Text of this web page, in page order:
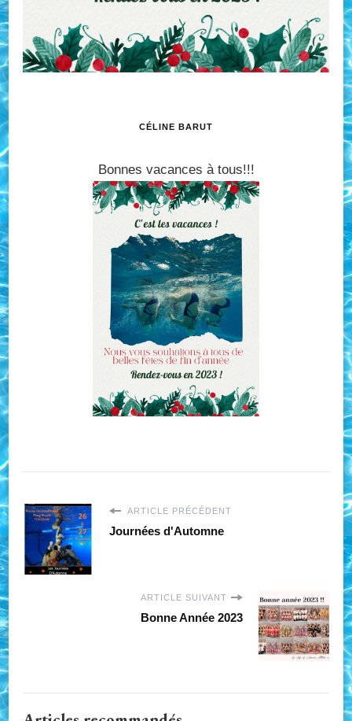
CÉLINE BARUT
Bonnes vacances à tous!!!
ARTICLE PRÉCÉDENT
Journées d'Automne
ARTICLE SUIVANT
Bonne Année 2023